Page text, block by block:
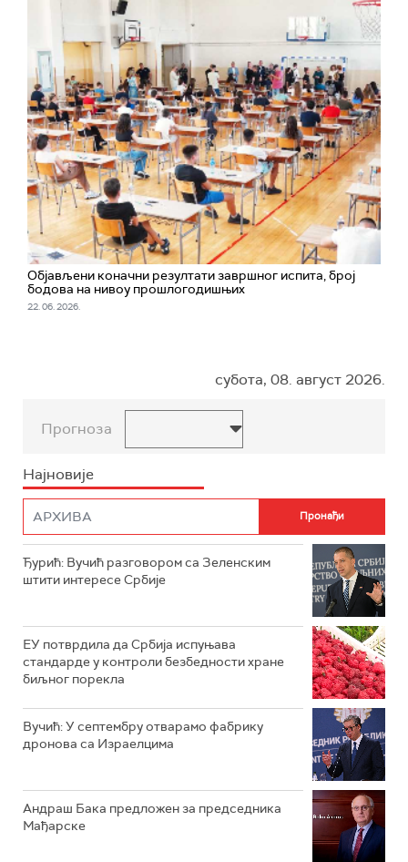
Обjављени коначни резултати завршног испита, број
бодова на нивоу прошлогодишњих
22. 06. 2026.
субота, 08. август 2026.
Прогноза
Најновије
Ђурић: Вучић разговором са Зеленским
штити интересе Србије
ЕУ потврдила да Србија испуњава
стандарде у контроли безбедности хране
биљног порекла
Вучић: У септембру отварамо фабрику
дронова са Израелцима
Андраш Бакa предложен за председника
Мађарске